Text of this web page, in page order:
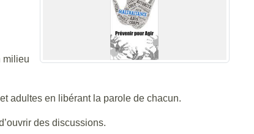
milieu
adultes en libérant la parole de chacun.
des discussions.